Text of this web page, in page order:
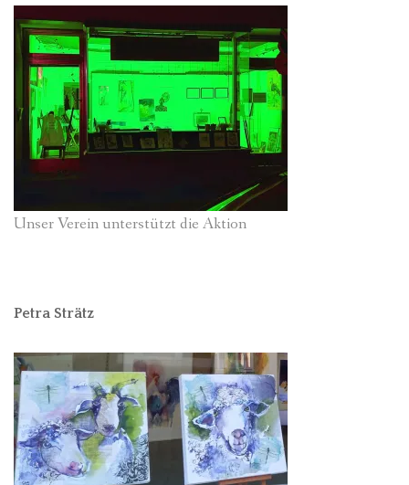
Unser Verein unterstützt die Aktion
Petra Strätz